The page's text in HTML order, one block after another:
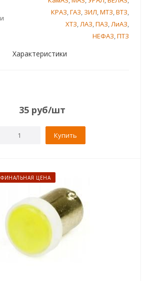
КРАЗ,ГАЗ, ЗИЛ,МТЗ,ВТЗ,
ХТЗ,ЛАЗ,ПАЗ,ЛиАЗ,
НЕФАЗ,ПТЗ
Характеристики
35 руб/шт
Купить
ФИНАЛЬНАЯ ЦЕНА